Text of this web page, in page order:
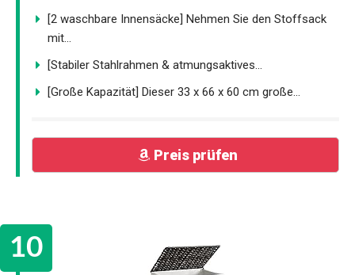
[2 waschbare Innensäcke] Nehmen Sie den Stoffsack
mit...
[Stabiler Stahlrahmen & atmungsaktives...
[Große Kapazität] Dieser 33 x 66 x 60 cm große...
Preis prüfen